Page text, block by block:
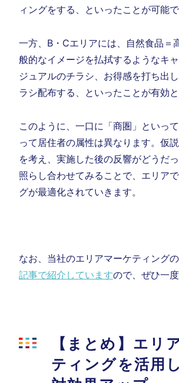
ィングをする、といったことが可能で
一方、B・Cエリアには、自然食品＝
般的なイメージを払拭するようなキ
ジュアルのチラシ、お得感を打ち出
ラシ配布する、といったことが有効と
このように、一口に「商圏」といっ
って居住者の属性は異なります。仮
を考え、実施した後の反響がどうだ
照らし合わせてみることで、エリア
グが最適化されていきます。
なお、当社のエリアマーケティング
記事で紹介していますので、 ぜひ一
【まとめ】エリ
ティングを活用